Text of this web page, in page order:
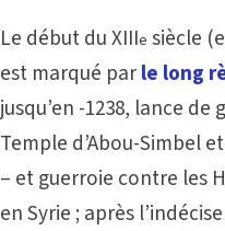
Le début du XIIIe siècle
est marqué parle long
jusqu’en -1238, lance
Temple d’Abou-Simbel
– et guerroie contre les
en Syrie ; après